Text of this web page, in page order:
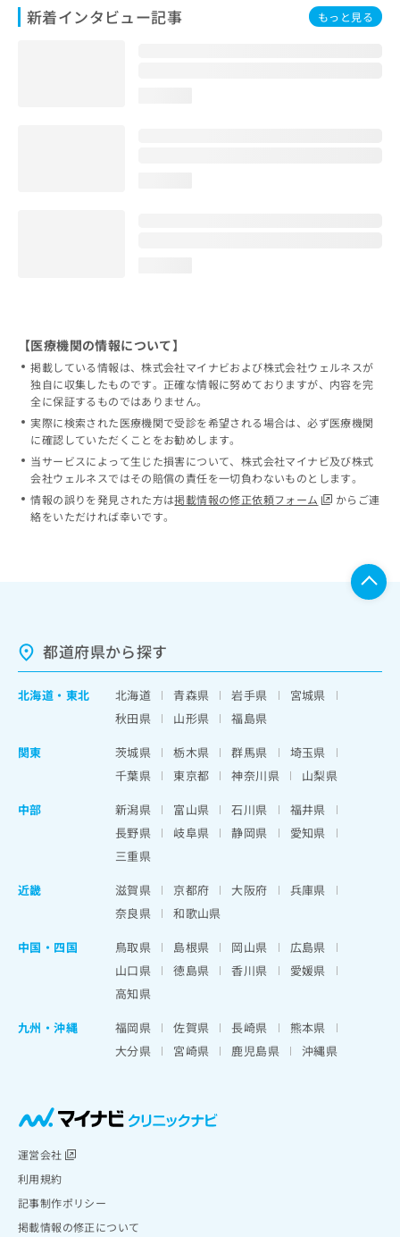
新着インタビュー記事 もっと見る
【医療機関の情報について】
掲載している情報は、株式会社マイナビおよび株式会社ウェルネスが
独自に収集したものです。正確な情報に努めておりますが、内容を完
全に保証するものではありません。
実際に検索された医療機関で受診を希望される場合は、必ず医療機関
に確認していただくことをお勧めします。
当サービスによって生じた損害について、株式会社マイナビ及び株式
会社ウェルネスではその賠償の責任を一切負わないものとします。
情報の誤りを発見された方は掲載情報の修正依頼フォーム
からご連
絡をいただければ幸いです。
都道府県から探す
北海道 ・ 東北 北海道 青森県 岩手県
宮城県
秋田県
山形県
福島県
関東
茨城県 栃木県 群馬県
埼玉県
千葉県
東京都 神奈川県
山梨県
中部
新潟県 富山県 石川県
福井県
長野県
岐阜県 静岡県
愛知県
三重県
近畿
滋賀県 京都府 大阪府
兵庫県
奈良県
和歌山県
中国・四国
鳥取県 島根県 岡山県
広島県
山口県
徳島県 香川県
愛媛県
高知県
九州・沖縄
福岡県 佐賀県 長崎県
熊本県
大分県
宮崎県 鹿児島県 沖縄県
運営会社
利用規約
記事制作ポリシー
掲載情報の修正について